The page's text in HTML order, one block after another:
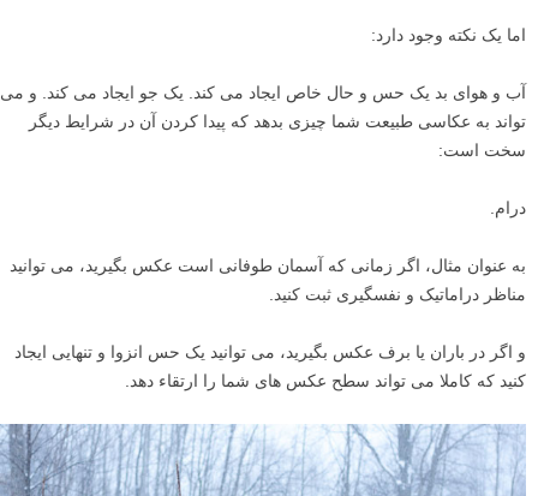
اما یک نکته وجود دارد:
آب و هوای بد یک حس و حال خاص ایجاد می کند. یک جو ایجاد می کند. و می
تواند به عکاسی طبیعت شما چیزی بدهد که پیدا کردن آن در شرایط دیگر
سخت است:
درام.
به عنوان مثال، اگر زمانی که آسمان طوفانی است عکس بگیرید، می توانید
مناظر دراماتیک و نفسگیری ثبت کنید.
و اگر در باران یا برف عکس بگیرید، می توانید یک حس انزوا و تنهایی ایجاد
کنید که کاملا می تواند سطح عکس های شما را ارتقاء دهد.